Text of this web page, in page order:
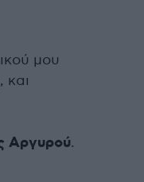
μου
, και
Αργυρού.